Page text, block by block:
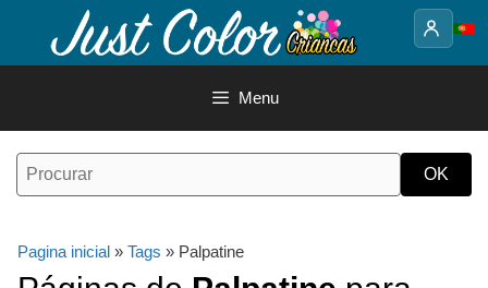
o
Menu
Pagina inicial » Tags » Palpatine